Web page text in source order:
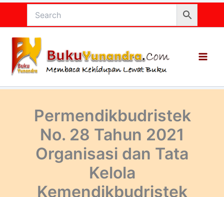
konten
Permendikbudristek
No. 28 Tahun 2021
Organisasi dan Tata
Kelola
Kemendikbudristek